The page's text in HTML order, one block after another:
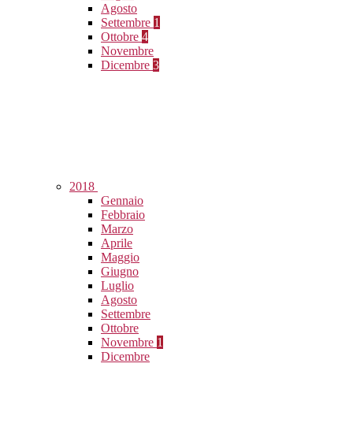
Agosto
Settembre 1
Ottobre 4
Novembre
Dicembre 3
2018
Gennaio
Febbraio
Marzo
Aprile
Maggio
Giugno
Luglio
Agosto
Settembre
Ottobre
Novembre 1
Dicembre